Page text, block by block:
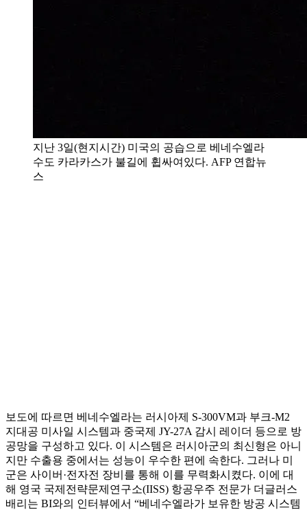
지난 3일(현지시간) 미국의 공습으로 베네수엘라
수도 카라카스가 불길에 휩싸여있다. AFP 연합뉴
스
보도에 따르면 베네수엘라는 러시아제 S-300VM과 부크-M2
지대공 미사일 시스템과 중국제 JY-27A 감시 레이더 등으로 방
공망을 구성하고 있다. 이 시스템은 러시아군의 최신형은 아니
지만 수출용 중에서는 성능이 우수한 편에 속한다. 그러나 미
군은 사이버·전자전 장비를 통해 이를 무력화시켰다. 이에 대
해 영국 국제전략문제연구소(IISS) 항공우주 전문가 더글러스
배리는 BI와의 인터뷰에서 “베네수엘라가 보유한 방공 시스템